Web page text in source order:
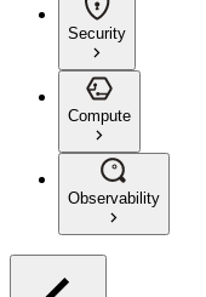
Security
Compute
Observability